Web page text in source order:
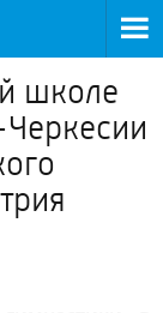
школе